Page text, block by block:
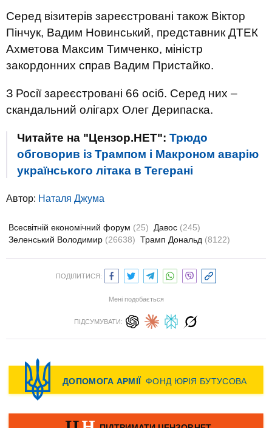
Серед візитерів зареєстровані також Віктор
Пінчук, Вадим Новинський, представник ДТЕК
Ахметова Максим Тимченко, міністр
закордонних справ Вадим Пристайко.
З Росії зареєстровані 66 осіб. Серед них –
скандальний олігарх Олег Дерипаска.
Читайте на "Цензор.НЕТ": Трюдо
обговорив із Трампом і Макроном аварію
українського літака в Тегерані
Автор: Наталя Джума
Всесвітній економічний форум (25) Давос (245)
Зеленський Володимир (26638) Трамп Дональд (8122)
ПОДІЛИТИСЯ:
Мені подобається
ПІДСУМУВАТИ: